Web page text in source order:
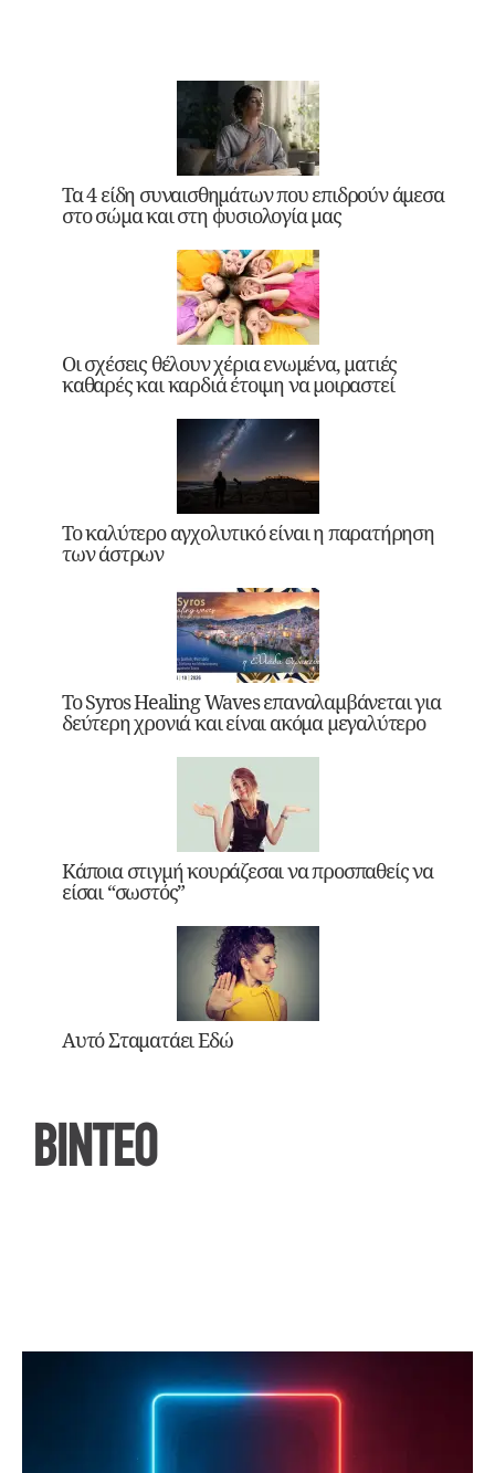
Τα 4 είδη συναισθημάτων που επιδρούν άμεσα
στο σώμα και στη φυσιολογία μας
Οι σχέσεις θέλουν χέρια ενωμένα, ματιές
καθαρές και καρδιά έτοιμη να μοιραστεί
Το καλύτερο αγχολυτικό είναι η παρατήρηση
των άστρων
Το Syros Healing Waves επαναλαμβάνεται για
δεύτερη χρονιά και είναι ακόμα μεγαλύτερο
Κάποια στιγμή κουράζεσαι να προσπαθείς να
είσαι “σωστός”
Αυτό Σταματάει Εδώ
ΒΙΝΤΕΟ